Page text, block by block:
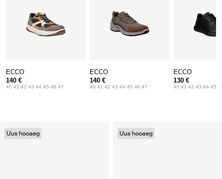
Uus hooaeg Uus hooaeg
ECCO
140 €
40 41 42 43 44 45 46 47
ECCO
140 €
40 41 42 43 44 45 46 47
ECCO
130 €
40 41 42 43 44 45